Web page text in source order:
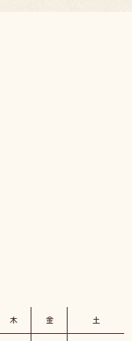
木 金 土